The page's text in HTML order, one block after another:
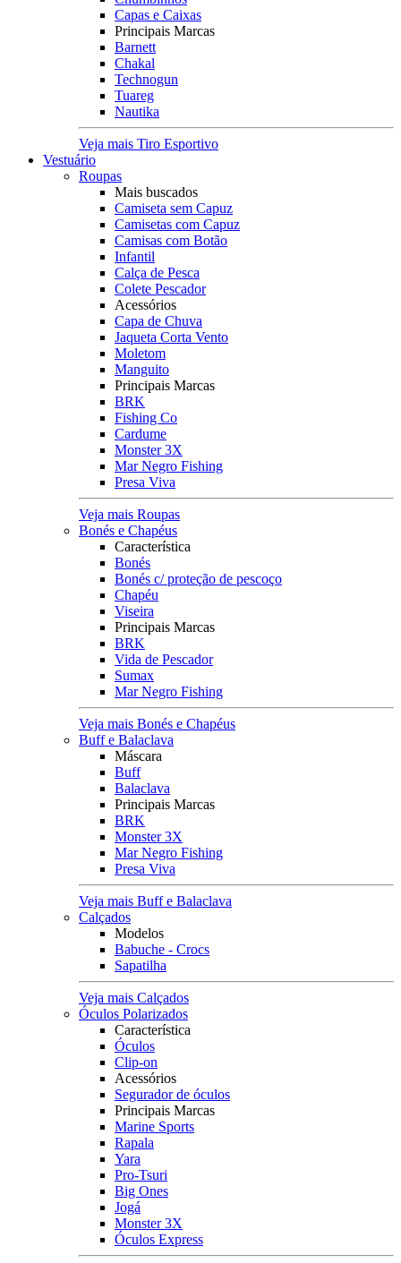
Capas e Caixas
Principais Marcas
Barnett
Chakal
Technogun
Tuareg
Nautika
Veja mais Tiro Esportivo
Vestuário
Roupas
Mais buscados
Camiseta sem Capuz
Camisetas com Capuz
Camisas com Botão
Infantil
Calça de Pesca
Colete Pescador
Acessórios
Capa de Chuva
Jaqueta Corta Vento
Moletom
Manguito
Principais Marcas
BRK
Fishing Co
Cardume
Monster 3X
Mar Negro Fishing
Presa Viva
Veja mais Roupas
Bonés e Chapéus
Característica
Bonés
Bonés c/ proteção de pescoço
Chapéu
Viseira
Principais Marcas
BRK
Vida de Pescador
Sumax
Mar Negro Fishing
Veja mais Bonés e Chapéus
Buff e Balaclava
Máscara
Buff
Balaclava
Principais Marcas
BRK
Monster 3X
Mar Negro Fishing
Presa Viva
Veja mais Buff e Balaclava
Calçados
Modelos
Babuche - Crocs
Sapatilha
Veja mais Calçados
Óculos Polarizados
Característica
Óculos
Clip-on
Acessórios
Segurador de óculos
Principais Marcas
Marine Sports
Rapala
Yara
Pro-Tsuri
Big Ones
Jogá
Monster 3X
Óculos Express